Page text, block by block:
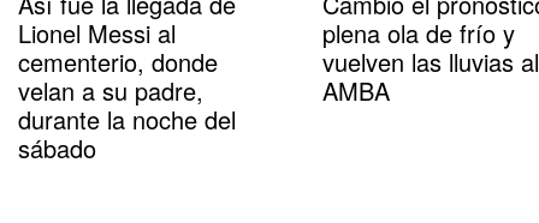
Lionel Messi al
cementerio, donde
velan a su padre,
durante la noche del
sábado
plena ola de frío y
vuelven las lluvias al
AMBA